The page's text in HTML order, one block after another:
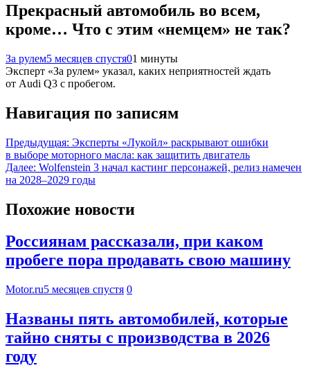
Прекрасный автомобиль во всем,
кроме… Что с этим «немцем» не так?
За рулем5 месяцев спустя01 минуты
Эксперт «За рулем» указал, каких неприятностей ждать
от Audi Q3 с пробегом.
Навигация по записям
Предыдущая: Эксперты «Лукойл» раскрывают ошибки
в выборе моторного масла: как защитить двигатель
Далее: Wolfenstein 3 начал кастинг персонажей, релиз намечен
на 2028–2029 годы
Похожие новости
Россиянам рассказали, при каком
пробеге пора продавать свою машину
Motor.ru5 месяцев спустя 0
Названы пять автомобилей, которые
тайно сняты с производства в 2026
году